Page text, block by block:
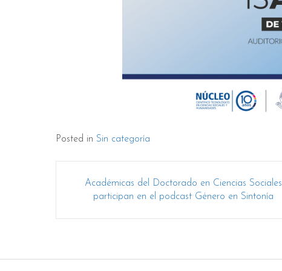
Posted in Sin categoría
navigation
Académicas del Doctorado en Ciencias Sociales
participan en el podcast Género en Sintonía